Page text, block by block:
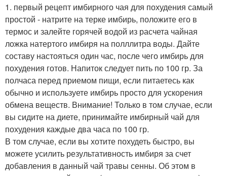
1. первый рецепт имбирного чая для похудения самый
простой - натрите на терке имбирь, положите его в
термос и залейте горячей водой из расчета чайная
ложка натертого имбиря на полллитра воды. Дайте
составу настояться один час, после чего имбирь для
похудения готов. Напиток следует пить по 100 гр. За
полчаса перед приемом пищи, если питаетесь как
обычно и используете имбирь просто для ускорения
обмена веществ. Внимание! Только в том случае, если
вы сидите на диете, принимайте имбирный чай для
похудения каждые два часа по 100 гр.
В том случае, если вы хотите похудеть быстро, вы
можете усилить результативность имбиря за счет
добавления в данный чай травы сенны. Об этом в